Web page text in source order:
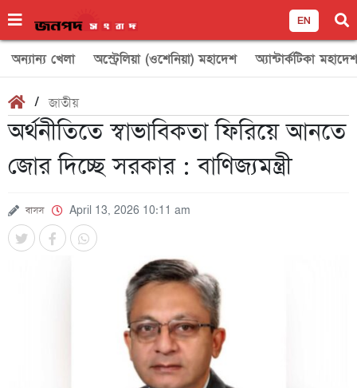
EN
অন্যান্য খেলা অস্ট্রেলিয়া (ওশেনিয়া) মহাদেশ অ্যান্টার্কটিকা মহাদেশ
/জাতীয়
অর্থনীতিতে স্বাভাবিকতা ফিরিয়ে আনতে
জোর দিচ্ছে সরকার : বাণিজ্যমন্ত্রী
বাসস April 13, 2026 10:11 am